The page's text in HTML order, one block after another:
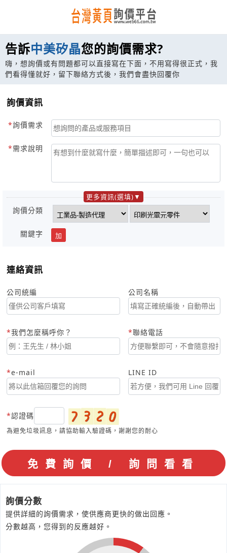
告訴中美矽晶您的詢價需求?
嗨，想詢價或有問題都可以直接寫在下面，不用寫得很正式，我
們看得懂就好，留下聯絡方式後，我們會盡快回覆你
詢價資訊
詢價需求
需求說明
更多資訊(選填)
詢價分類
關鍵字 加
連絡資訊
公司統編 公司名稱
我們怎麼稱呼你？ 聯絡電話
e-mail LINE ID
認證碼
為避免垃圾訊息，請協助輸入驗證碼，謝謝您的耐心
詢價分數
提供詳細的詢價需求，使供應商更快的做出回應。
分數越高，您得到的反應越好。